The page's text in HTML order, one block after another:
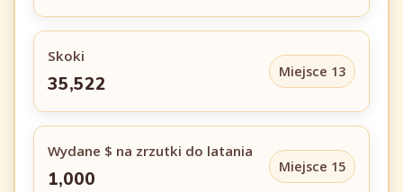
Skoki
35,522
Miejsce 13
Wydane $ na zrzutki do latania
1,000
Miejsce 15